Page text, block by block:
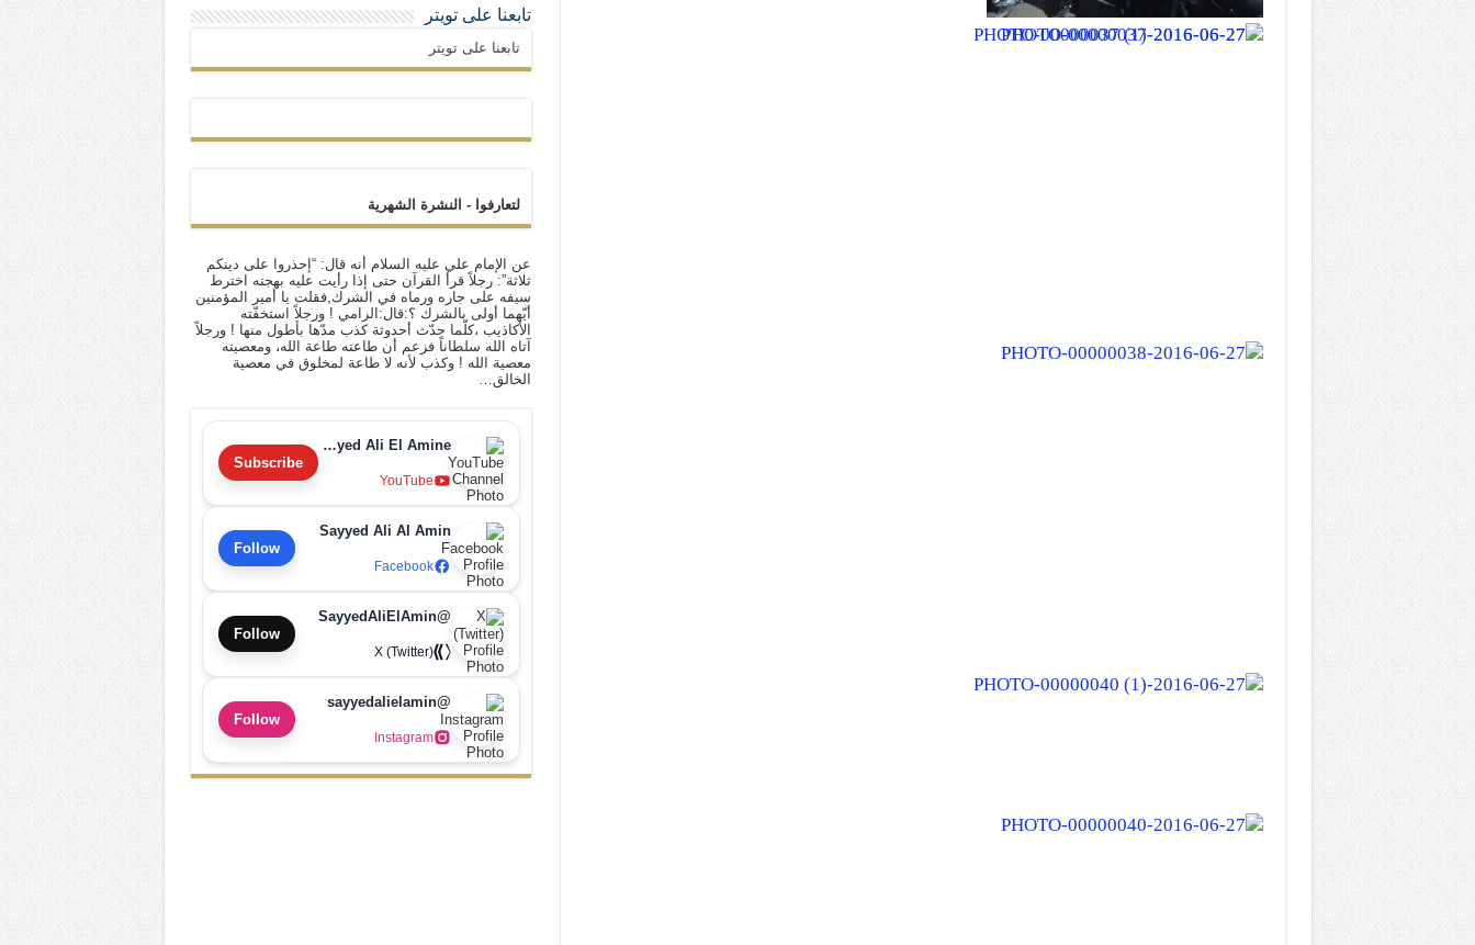
تابعنا على تويتر
تابعنا على تويتر
لتعارفوا - النشرة الشهرية
عن الإمام علي عليه السلام أنه قال: “إحذروا على دينكم
ثلاثة”: رجلاً قرأ القرآن حتى إذا رأيت عليه بهجته اخترط
سيفه على جاره ورماه في الشرك,فقلت يا أمير المؤمنين
أيّهما أولى بالشرك ؟:قال:الرامي ! ورجلاً استخفّته
الأكاذيب ،كلّما حدّث أحدوثة كذب مدّها بأطول منها ! ورجلاً
آتاه الله سلطاناً فزعم أن طاعته طاعة الله، ومعصيته
معصية الله ! وكذب لأنه لا طاعة لمخلوق في معصية
الخالق…
Sayyed Ali El Amine
YouTube
Subscribe
Sayyed Ali Al Amin
Facebook
Follow
@SayyedAliElAmin
X (Twitter)
Follow
@sayyedalielamin
Instagram
Follow